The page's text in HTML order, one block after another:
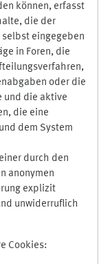
können, erfasst
die der
eingegeben
in Foren, die
oder die
und die aktive
die eine
dem System
durch den
anonymen
explizit
unwiderruflich
Cookies: